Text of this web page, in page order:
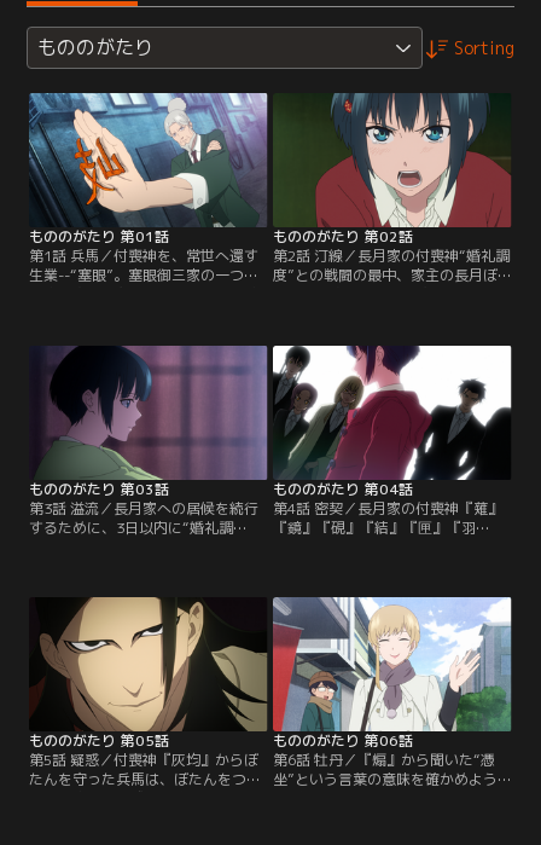
もののがたり Sorting
もののがたり 第01話
第1話 兵馬／付喪神を、常世へ還す
生業--“塞眼”。塞眼御三家の一つ・
造兵に、荒療治として付喪神と共棲
する長月家への居候を命じられる。
「一年間の居候を果たさなければ塞
眼の資格を剥奪する」と告げられ、
しぶしぶ長月家のある京都に向かう
ことになった兵馬。
もののがたり 第02話
第2話 汀線／長月家の付喪神“婚礼調
度”との戦闘の最中、家主の長月ぼ
は、ぼたんが“婚礼調度”にたぶらか
されているのではないかと誤解して
しまう。ぼたんを案ずる思いから、
目を覚ますように諭す兵馬。
もののがたり 第03話
第3話 溢流／長月家への居候を続行
するために、3日以内に“婚礼調
した。特にぼたんへの想いが深く警
戒心の強い『結』との関係修復を心
配する薙たちを他所に、兵馬は
『結』の塞眼代行の務めに同行する
ことに。ギクシャクした雰囲気の2
人の前に…。
もののがたり 第04話
第4話 密契／長月家の付喪神『薙』
『鏡』『硯』『結』『匣』『羽
得する。和やかな雰囲気で、握手を
交わし和解する最中、“婚礼調度”た
ちに呼び出される2人。中央に
『寿』の酒樽・「旦那様候補ご来
臨」と書かれた断幕がかかる居間に
通され、困惑する兵馬。
もののがたり 第05話
第5話 疑惑／付喪神『灰均』からぼ
たんを守った兵馬は、ぼたんをつけ
狙う付喪神を警戒し、塞眼秘伝の御
もののがたり 第06話
第6話 牡丹／『煽』から聞いた“憑
坐”という言葉の意味を確かめよう